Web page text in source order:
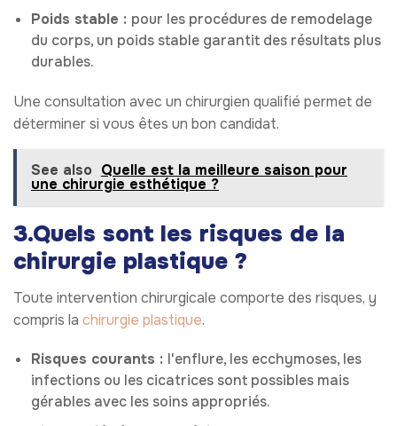
Poids stable : pour les procédures de remodelage
du corps, un poids stable garantit des résultats plus
durables.
Une consultation avec un chirurgien qualifié permet de
déterminer si vous êtes un bon candidat.
See also Quelle est la meilleure saison pour
une chirurgie esthétique ?
3.Quels sont les risques de la
chirurgie plastique ?
Toute intervention chirurgicale comporte des risques, y
compris la chirurgie plastique.
Risques courants : l'enflure, les ecchymoses, les
infections ou les cicatrices sont possibles mais
gérables avec les soins appropriés.